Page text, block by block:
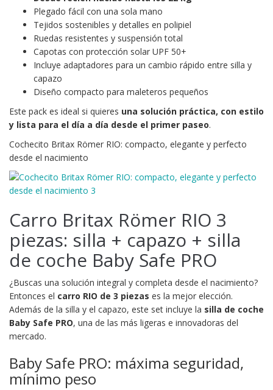
Plegado fácil con una sola mano
Tejidos sostenibles y detalles en polipiel
Ruedas resistentes y suspensión total
Capotas con protección solar UPF 50+
Incluye adaptadores para un cambio rápido entre silla y
capazo
Diseño compacto para maleteros pequeños
Este pack es ideal si quieres una solución práctica, con estilo
y lista para el día a día desde el primer paseo.
Cochecito Britax Römer RIO: compacto, elegante y perfecto
desde el nacimiento
Carro Britax Römer RIO 3
piezas: silla + capazo + silla
de coche Baby Safe PRO
¿Buscas una solución integral y completa desde el nacimiento?
Entonces el carro RIO de 3 piezas es la mejor elección.
Además de la silla y el capazo, este set incluye la silla de coche
Baby Safe PRO, una de las más ligeras e innovadoras del
mercado.
Baby Safe PRO: máxima seguridad,
mínimo peso